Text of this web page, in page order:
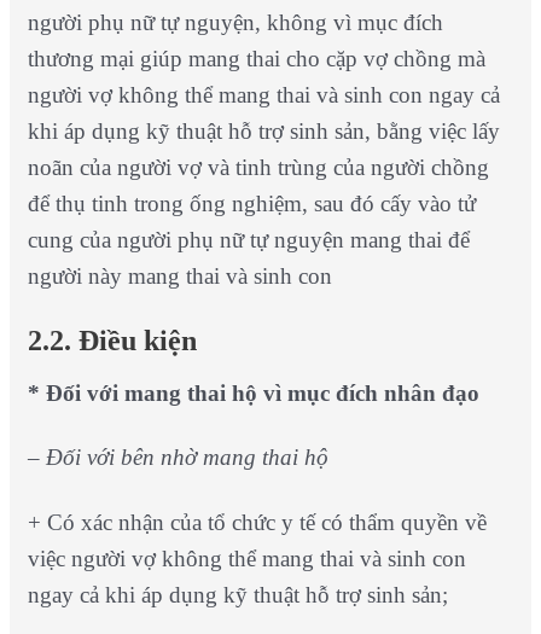
người phụ nữ tự nguyện, không vì mục đích
thương mại giúp mang thai cho cặp vợ chồng mà
người vợ không thể mang thai và sinh con ngay cả
khi áp dụng kỹ thuật hỗ trợ sinh sản, bằng việc lấy
noãn của người vợ và tinh trùng của người chồng
để thụ tinh trong ống nghiệm, sau đó cấy vào tử
cung của người phụ nữ tự nguyện mang thai để
người này mang thai và sinh con
2.2. Điều kiện
* Đối với mang thai hộ vì mục đích nhân đạo
– Đối với bên nhờ mang thai hộ
+ Có xác nhận của tổ chức y tế có thẩm quyền về
việc người vợ không thể mang thai và sinh con
ngay cả khi áp dụng kỹ thuật hỗ trợ sinh sản;